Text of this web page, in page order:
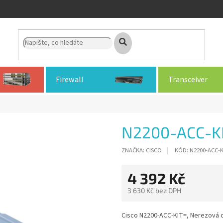
Firewall Transceiver
N2200-ACC-
ZNAČKA: CISCO KÓD: N2200-ACC-
4 392 Kč
3 630 Kč bez DPH
cena:
Cisco N2200-ACC-KIT=, Nerezová